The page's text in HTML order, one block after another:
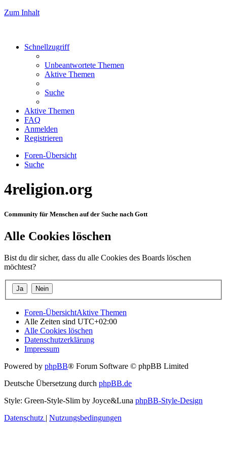
Zum Inhalt
Schnellzugriff
Unbeantwortete Themen
Aktive Themen
Suche
Aktive Themen
FAQ
Anmelden
Registrieren
Foren-Übersicht
Suche
4religion.org
Community für Menschen auf der Suche nach Gott
Alle Cookies löschen
Bist du dir sicher, dass du alle Cookies des Boards löschen
möchtest?
Foren-ÜbersichtAktive Themen
Alle Zeiten sind UTC+02:00
Alle Cookies löschen
Datenschutzerklärung
Impressum
Powered by phpBB® Forum Software © phpBB Limited
Deutsche Übersetzung durch phpBB.de
Style: Green-Style-Slim by Joyce&Luna phpBB-Style-Design
Datenschutz | Nutzungsbedingungen